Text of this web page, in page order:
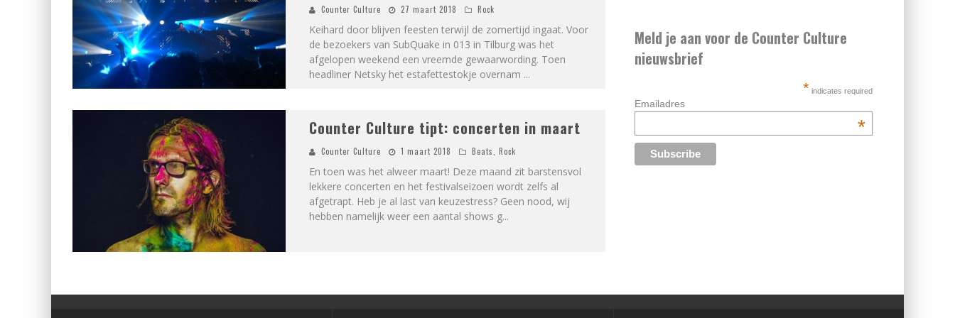
Counter Culture 27 maart 2018 Rock
Keihard door blijven feesten terwijl de zomertijd ingaat. Voor
de bezoekers van SubQuake in 013 in Tilburg was het
afgelopen weekend een vreemde gewaarwording. Toen
headliner Netsky het estafettestokje overnam ...
Counter Culture tipt: concerten in maart
Counter Culture 1 maart 2018 Beats Rock
En toen was het alweer maart! Deze maand zit barstensvol
lekkere concerten en het festivalseizoen wordt zelfs al
afgetrapt. Heb je al last van keuzestress? Geen nood, wij
hebben namelijk weer een aantal shows g...
Meld je aan voor de Counter Culture
nieuwsbrief
* indicates required
Emailadres
*